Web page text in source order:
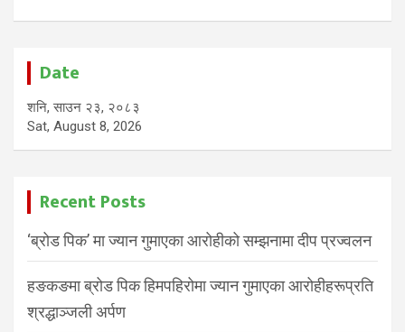
Date
शनि, साउन २३, २०८३
Sat, August 8, 2026
Recent Posts
‘ब्रोड पिक’ मा ज्यान गुमाएका आरोहीको सम्झनामा दीप प्रज्वलन
हङकङमा ब्रोड पिक हिमपहिरोमा ज्यान गुमाएका आरोहीहरूप्रति
श्रद्धाञ्जली अर्पण